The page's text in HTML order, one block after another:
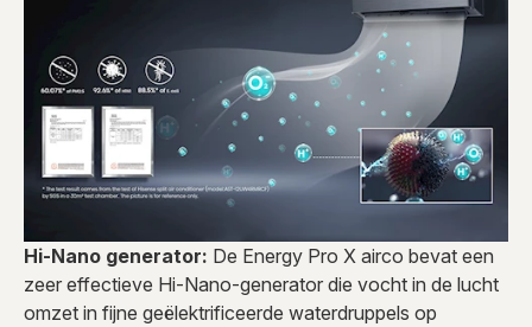
Hi-Nano generator: De Energy Pro X airco bevat een
zeer effectieve Hi-Nano-generator die vocht in de lucht
omzet in fijne geëlektrificeerde waterdruppels op